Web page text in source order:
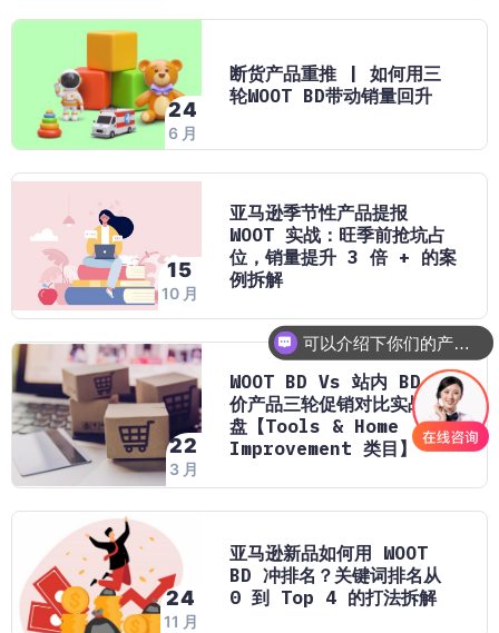
24
6 月
断货产品重推 | 如何用三
轮WOOT BD带动销量回升
15
10 月
亚马逊季节性产品提报
WOOT 实战：旺季前抢坑占
位，销量提升 3 倍 + 的案
例拆解
22
3 月
WOOT BD Vs 站内 BD：高
价产品三轮促销对比实战复
盘【Tools & Home
Improvement 类目】
24
11 月
亚马逊新品如何用 WOOT
BD 冲排名？关键词排名从
0 到 Top 4 的打法拆解
可以介绍下你们的产品么